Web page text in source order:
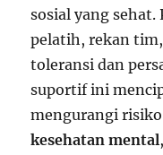
sosial yang
pelatih, rekan
toleransi dan
suportif ini
mengurangi
kesehatan mental